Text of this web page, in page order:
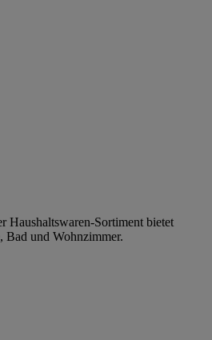
Haushaltswaren-Sortiment bietet
und Wohnzimmer.